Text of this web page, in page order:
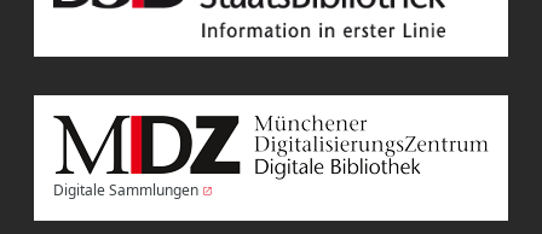
Digitale Sammlungen